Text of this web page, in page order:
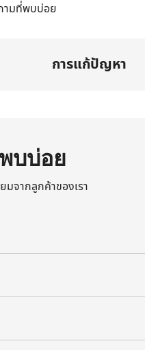
ามที่พบบ่อย
การแก้ปัญหา
บบ่อย
จากลูกค้าของเรา